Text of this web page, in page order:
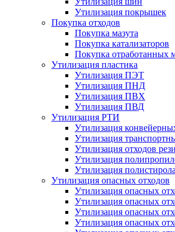
Утилизация покрышек
Покупка отходов
Покупка мазута
Покупка катализаторов
Покупка отработанных
Утилизация пластика
Утилизация ПЭТ
Утилизация ПНД
Утилизация ПВХ
Утилизация ПВД
Утилизация РТИ
Утилизация
Утилизация
Утилизация отходов
Утилизация
Утилизация полистирола
Утилизация опасных отходов
Утилизация опасных
Утилизация опасных
Утилизация опасных
Утилизация опасных